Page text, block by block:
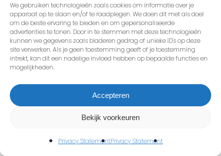
We gebruiken technologieën zoals cookies om informatie over je
apparaat op te slaan en/of te raadplegen. We doen dit met als doel
om de beste ervaring te bieden en om gepersonaliseerde
advertenties te tonen. Door in te stemmen met deze technologieën
kunnen we gegevens zoals bladeren gedrag of unieke ID's op deze
site verwerken. Als je geen toestemming geeft of je toestemming
intrekt, kan dit een nadelige invloed hebben op bepaalde functies en
mogelijkheden.
Accepteren
Bekijk voorkeuren
Privacy StatementPrivacy Statement
Van Dongen Online
Liessentstraat 9a
5405AH Uden
+31 (0)40 209 4004